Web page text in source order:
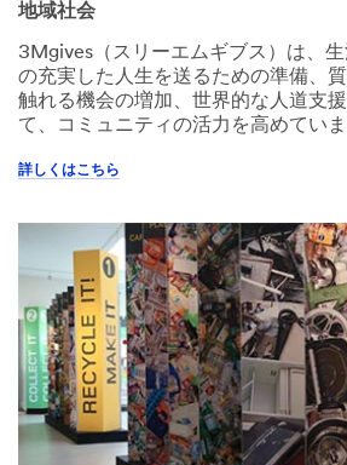
地域社会
3Mgives（スリーエムギブス）は、
の充実した人生を送るための準備、
触れる機会の増加、世界的な人道支
て、コミュニティの活力を高めていま
詳しくはこちら